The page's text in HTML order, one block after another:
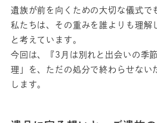
遺族が前を向くための大切な儀式で
私たちは、その重みを誰よりも理解
と考えています。
今回は、『3月は別れと出会いの季
理」を、ただの処分で終わらせない
します。